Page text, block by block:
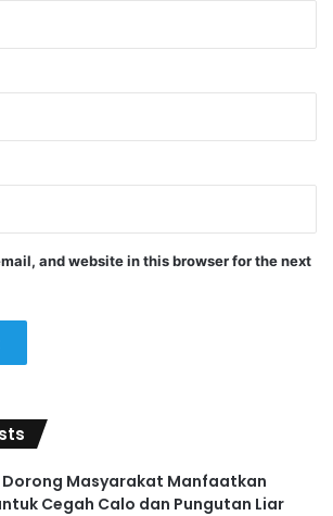
and website in this browser for the next
Dorong Masyarakat Manfaatkan
Cegah Calo dan Pungutan Liar